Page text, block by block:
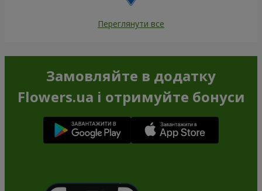
Переглянути все
Замовляйте в додатку
Flowers.ua і отримуйте бонуси